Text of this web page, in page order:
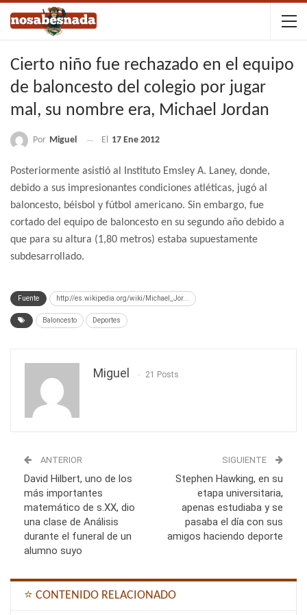
Cierto niño fue rechazado en el equipo
de baloncesto del colegio por jugar
mal, su nombre era, Michael Jordan
Por Miguel El 17 Ene 2012
Posteriormente asistió al Instituto Emsley A. Laney, donde,
debido a sus impresionantes condiciones atléticas, jugó al
baloncesto, béisbol y fútbol americano. Sin embargo, fue
cortado del equipo de baloncesto en su segundo año debido a
que para su altura (1,80 metros) estaba supuestamente
subdesarrollado.
Fuente http://es.wikipedia.org/wiki/Michael_Jor...
Baloncesto Deportes
Miguel 21 Posts
ANTERIOR
David Hilbert, uno de los
más importantes
matemático de s.XX, dio
una clase de Análisis
durante el funeral de un
alumno suyo
SIGUIENTE
Stephen Hawking, en su
etapa universitaria,
apenas estudiaba y se
pasaba el día con sus
amigos haciendo deporte
⭐ CONTENIDO RELACIONADO